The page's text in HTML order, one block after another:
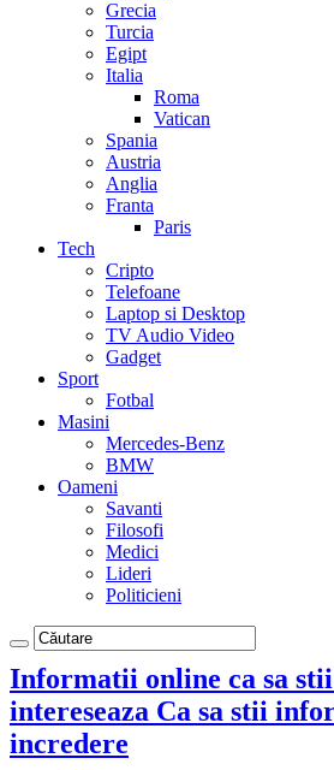
Grecia
Turcia
Egipt
Italia
Roma
Vatican
Spania
Austria
Anglia
Franta
Paris
Tech
Cripto
Telefoane
Laptop si Desktop
TV Audio Video
Gadget
Sport
Fotbal
Masini
Mercedes-Benz
BMW
Oameni
Savanti
Filosofi
Medici
Lideri
Politicieni
Informatii online ca sa
intereseaza Ca sa stii
incredere